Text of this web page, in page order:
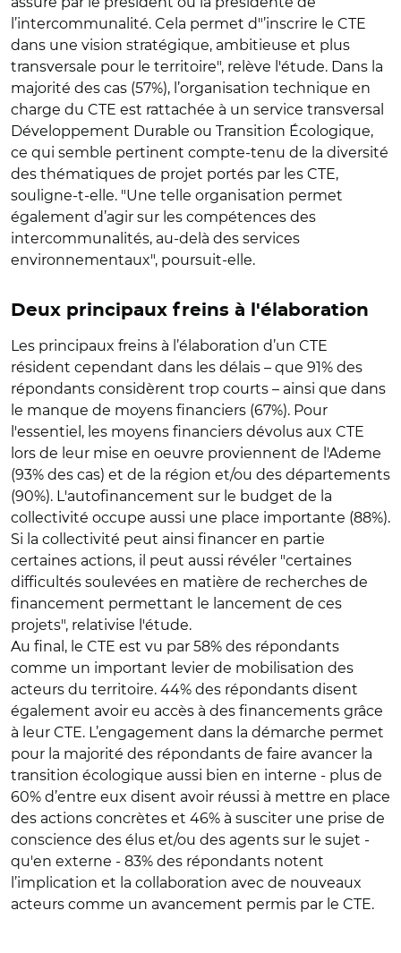
l’intercommunalité. Cela permet d"’inscrire le CTE
dans une vision stratégique, ambitieuse et plus
transversale pour le territoire", relève l'étude. Dans la
majorité des cas (57%), l’organisation technique en
charge du CTE est rattachée à un service transversal
Développement Durable ou Transition Écologique,
ce qui semble pertinent compte-tenu de la diversité
des thématiques de projet portés par les CTE,
souligne-t-elle. "Une telle organisation permet
également d’agir sur les compétences des
intercommunalités, au-delà des services
environnementaux", poursuit-elle.
Deux principaux freins à l'élaboration
Les principaux freins à l’élaboration d’un CTE
résident cependant dans les délais – que 91% des
répondants considèrent trop courts – ainsi que dans
le manque de moyens financiers (67%). Pour
l'essentiel, les moyens financiers dévolus aux CTE
lors de leur mise en oeuvre proviennent de l'Ademe
(93% des cas) et de la région et/ou des départements
(90%). L'autofinancement sur le budget de la
collectivité occupe aussi une place importante (88%).
Si la collectivité peut ainsi financer en partie
certaines actions, il peut aussi révéler "certaines
difficultés soulevées en matière de recherches de
financement permettant le lancement de ces
projets", relativise l'étude.
Au final, le CTE est vu par 58% des répondants
comme un important levier de mobilisation des
acteurs du territoire. 44% des répondants disent
également avoir eu accès à des financements grâce
à leur CTE. L’engagement dans la démarche permet
pour la majorité des répondants de faire avancer la
transition écologique aussi bien en interne - plus de
60% d’entre eux disent avoir réussi à mettre en place
des actions concrètes et 46% à susciter une prise de
conscience des élus et/ou des agents sur le sujet -
qu'en externe - 83% des répondants notent
l’implication et la collaboration avec de nouveaux
acteurs comme un avancement permis par le CTE.